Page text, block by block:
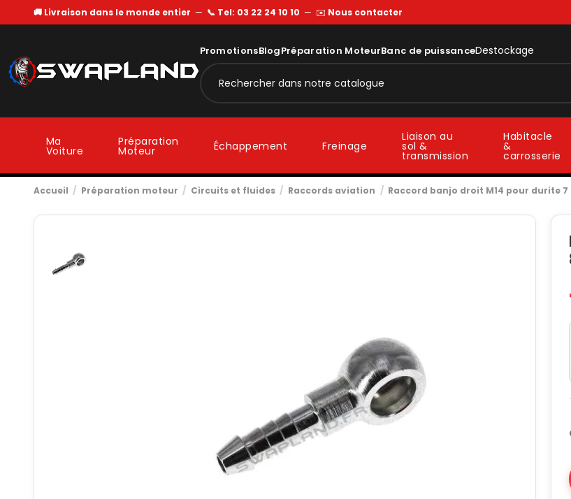
🚚 Livraison dans le monde entier — 📞 Tel: 03 22 24 10 10 — ✉️ Nous contacter
PromotionsBlogPréparation MoteurBanc de puissanceDestockage
Ma
Voiture
Préparation
Moteur Échappement Freinage
Liaison au
sol &
transmission
Habitacle
&
carrosserie
Accueil Préparation moteur Circuits et fluides Raccords aviation Raccord banjo droit M14 pour durite 7